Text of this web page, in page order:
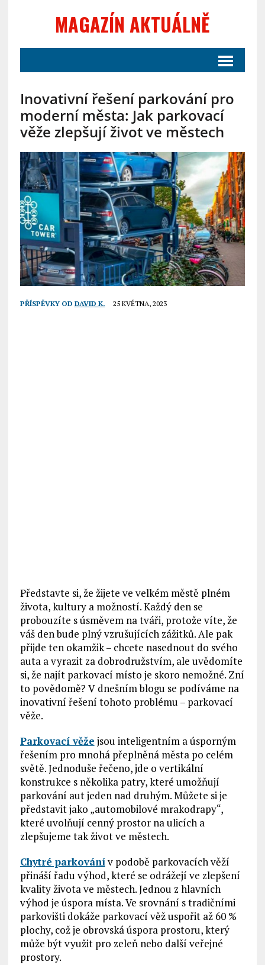
MAGAZÍN AKTUÁLNĚ
Inovativní řešení parkování pro
moderní města: Jak parkovací
věže zlepšují život ve městech
PŘÍSPĚVKY OD DAVID K. 25 KVĚTNA, 2023
Představte si, že žijete ve velkém městě plném
života, kultury a možností. Každý den se
probouzíte s úsměvem na tváři, protože víte, že
váš den bude plný vzrušujících zážitků. Ale pak
přijde ten okamžik – chcete nasednout do svého
auta a vyrazit za dobrodružstvím, ale uvědomíte
si, že najít parkovací místo je skoro nemožné. Zní
to povědomě? V dnešním blogu se podíváme na
inovativní řešení tohoto problému – parkovací
věže.
Parkovací věže jsou inteligentním a úsporným
řešením pro mnohá přeplněná města po celém
světě. Jednoduše řečeno, jde o vertikální
konstrukce s několika patry, které umožňují
parkování aut jeden nad druhým. Můžete si je
představit jako „automobilové mrakodrapy“,
které uvolňují cenný prostor na ulicích a
zlepšujeme tak život ve městech.
Chytré parkovánív podobě parkovacích věží
přináší řadu výhod, které se odrážejí ve zlepšení
kvality života ve městech. Jednou z hlavních
výhod je úspora místa. Ve srovnání s tradičními
parkovišti dokáže parkovací věž uspořit až 60 %
plochy, což je obrovská úspora prostoru, který
může být využit pro zeleň nebo další veřejné
prostory.